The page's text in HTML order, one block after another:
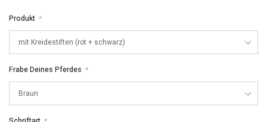
Produkt *
Frabe Deines Pferdes *